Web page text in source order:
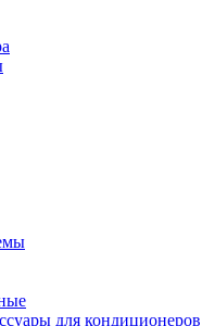
для кондиционеров